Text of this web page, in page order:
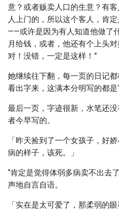
意？或者贩卖人口的生意？有
人上门的，所以这个客人，肯
——或许是因为有人知道他做了
月给钱，或者，他还有个上头
对！没错，一定是这样！”
她继续往下翻，每一页的日记
看出字来，这满本分明写的都是‘
最后一页，字迹很新，水笔还
者今早写的。
「昨天捡到了一个女孩子，好
病的样子，该死。」
“肯定是觉得体弱多病卖不出去
声地自言自语。
「实在是太可爱了，那柔弱的